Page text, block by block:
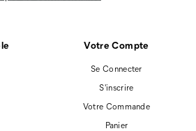
Votre Compte
Se Connecter
S'inscrire
Votre Commande
Panier